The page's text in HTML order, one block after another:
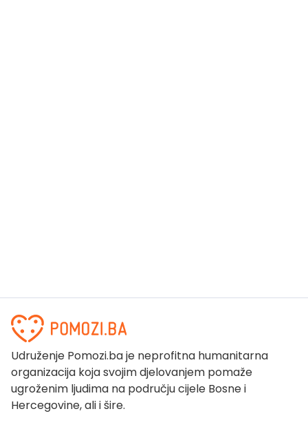
Udruženje Pomozi.ba je neprofitna humanitarna
organizacija koja svojim djelovanjem pomaže
ugroženim ljudima na području cijele Bosne i
Hercegovine, ali i šire.